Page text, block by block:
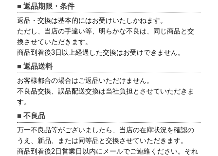
■ 返品期限・条件
返品・交換は基本的にはお受けいたしかねます。
ただし、当店の手違い等、明らかな不良は、同じ商品と交
換させていただきます。
商品到着後3日以上経過した交換はお受けできません。
■ 返品送料
お客様都合の場合はご返品いただけません。
不良品交換、誤品配送交換は当社負担とさせていただきま
す。
■ 不良品
万一不良品等がございましたら、当店の在庫状況を確認の
うえ、新品、または同等品と交換させていただきます。
商品到着後2日営業日以内にメールでご連絡ください。それ